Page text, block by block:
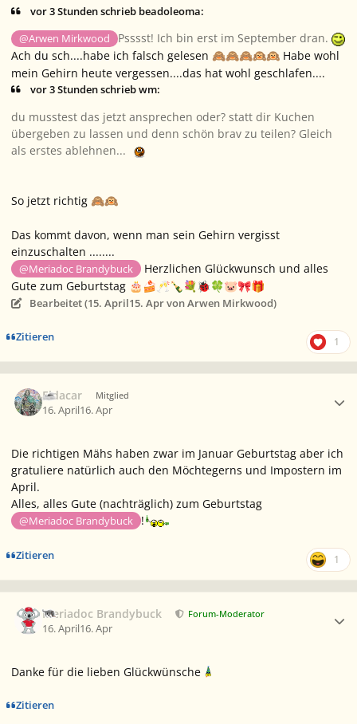
vor 3 Stunden schrieb beadoleoma:
@Arwen Mirkwood
Psssst! Ich bin erst im September dran.
Ach du sch....habe ich falsch gelesen 🙈🙈🙈🙉🙉 Habe wohl
mein Gehirn heute vergessen....das hat wohl geschlafen....
vor 3 Stunden schrieb wm:
du musstest das jetzt ansprechen oder? statt dir Kuchen
übergeben zu lassen und denn schön brav zu teilen? Gleich
als erstes ablehnen...
So jetzt richtig 🙈🙉
Das kommt davon, wenn man sein Gehirn vergisst
einzuschalten ........
@Meriadoc Brandybuck
Herzlichen Glückwunsch und alles
Gute zum Geburtstag 🎂🍰 🥂🍾 💐🐞🍀🐷🎀🎁
Bearbeitet (15. April15. Aprvon Arwen Mirkwood)
Zitieren 1
Eldacar Mitglied
16. April16. Apr
Die richtigen Mähs haben zwar im Januar Geburtstag aber ich
gratuliere natürlich auch den Möchtegerns und Impostern im
April.
Alles, alles Gute (nachträglich) zum Geburtstag
@Meriadoc Brandybuck !
Zitieren 1
Meriadoc Brandybuck Forum-Moderator
16. April16. Apr
Danke für die lieben Glückwünsche
Zitieren